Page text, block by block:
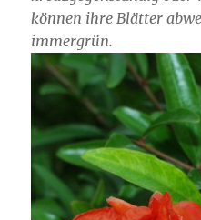
können ihre Blätter
immergrün.